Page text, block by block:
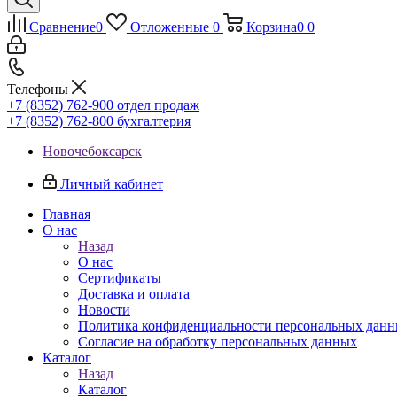
Сравнение0 Отложенные 0 Корзина0 0
Телефоны
+7 (8352) 762-900 отдел продаж
+7 (8352) 762-800 бухгалтерия
Новочебоксарск
Личный кабинет
Главная
О нас
Назад
О нас
Сертификаты
Доставка и оплата
Новости
Политика конфиденциальности персональных
Согласие на обработку персональных данных
Каталог
Назад
Каталог